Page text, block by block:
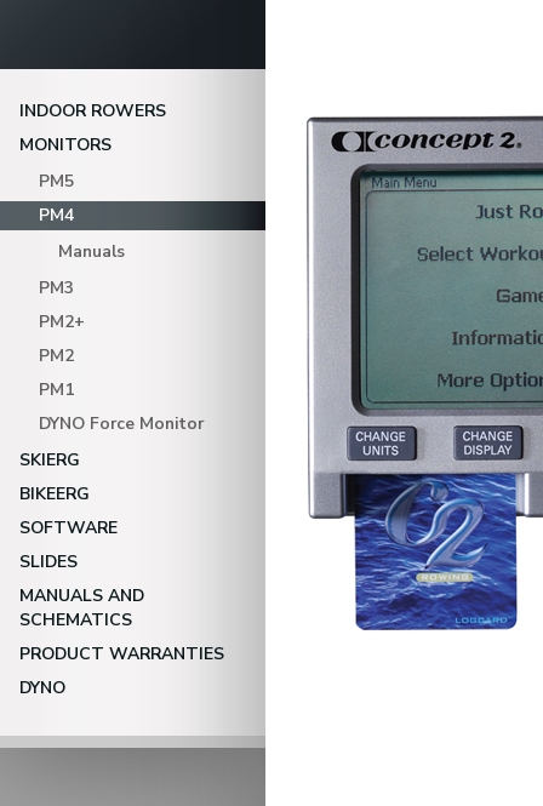
INDOOR ROWERS
MONITORS
PM5
PM4
Manuals
PM3
PM2+
PM2
PM1
DYNO Force Monitor
SKIERG
BIKEERG
SOFTWARE
SLIDES
MANUALS AND
SCHEMATICS
PRODUCT WARRANTIES
DYNO